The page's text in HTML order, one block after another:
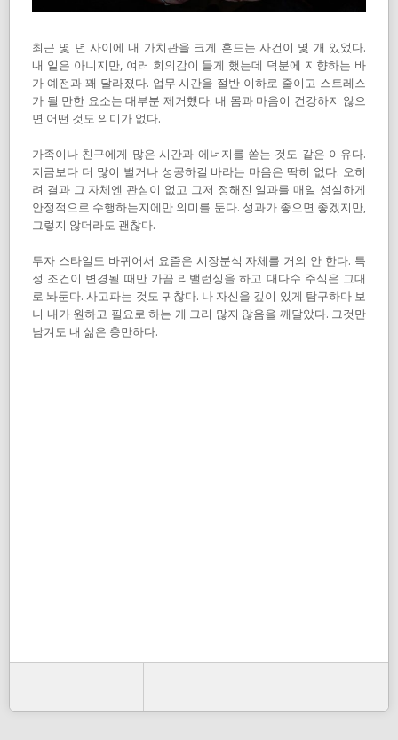
최근 몇 년 사이에 내 가치관을 크게 흔드는 사건이 몇 개 있었다.
내 일은 아니지만, 여러 회의감이 들게 했는데 덕분에 지향하는 바
가 예전과 꽤 달라졌다. 업무 시간을 절반 이하로 줄이고 스트레스
가 될 만한 요소는 대부분 제거했다. 내 몸과 마음이 건강하지 않으
면 어떤 것도 의미가 없다.
가족이나 친구에게 많은 시간과 에너지를 쏟는 것도 같은 이유다.
지금보다 더 많이 벌거나 성공하길 바라는 마음은 딱히 없다. 오히
려 결과 그 자체엔 관심이 없고 그저 정해진 일과를 매일 성실하게
안정적으로 수행하는지에만 의미를 둔다. 성과가 좋으면 좋겠지만,
그렇지 않더라도 괜찮다.
투자 스타일도 바뀌어서 요즘은 시장분석 자체를 거의 안 한다. 특
정 조건이 변경될 때만 가끔 리밸런싱을 하고 대다수 주식은 그대
로 놔둔다. 사고파는 것도 귀찮다. 나 자신을 깊이 있게 탐구하다 보
니 내가 원하고 필요로 하는 게 그리 많지 않음을 깨달았다. 그것만
남겨도 내 삶은 충만하다.